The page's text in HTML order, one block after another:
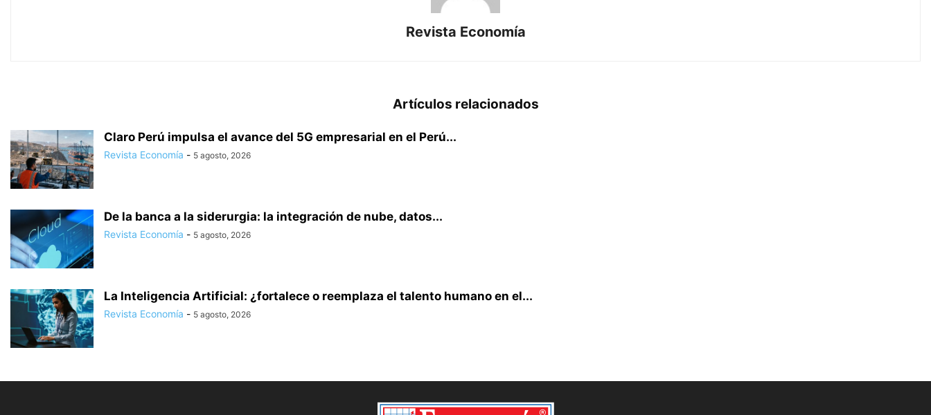
Revista Economía
Artículos relacionados
Claro Perú impulsa el avance del 5G empresarial en el Perú...
Revista Economía - 5 agosto, 2026
De la banca a la siderurgia: la integración de nube, datos...
Revista Economía - 5 agosto, 2026
La Inteligencia Artificial: ¿fortalece o reemplaza el talento humano en el...
Revista Economía - 5 agosto, 2026